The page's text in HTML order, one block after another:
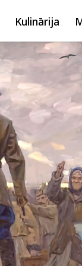
Kulinārija